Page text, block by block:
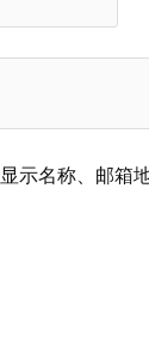
示名称、邮箱